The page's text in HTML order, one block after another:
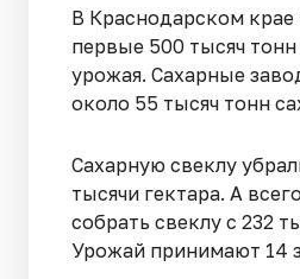
В Краснодарском крае
первые 500 тысяч
урожая. Сахарные
около 55 тысяч тонн
Сахарную свеклу
тысячи гектара. А
собрать свеклу с 232
Урожай принимают 14